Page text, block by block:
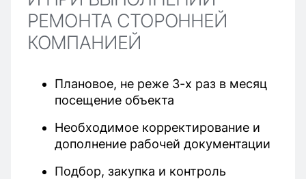
РЕМОНТА СТОРОННЕЙ
КОМПАНИЕЙ
Плановое, не реже 3-х раз в месяц
посещение объекта
Необходимое корректирование и
дополнение рабочей документации
Подбор, закупка и контроль